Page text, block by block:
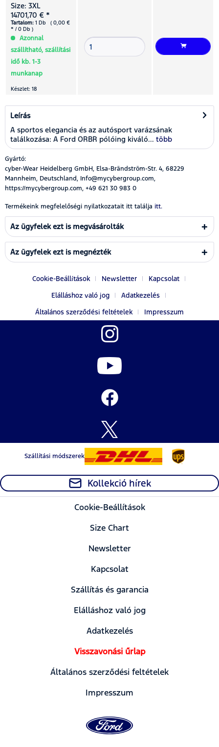
Size: 3XL
14701,70 € *
Tartalom: 1 Db ( 0,00 €
* / 0 Db )
Azonnal
szállítható, szállítási
idő kb. 1-3
munkanap
Készlet: 18
Leírás
A sportos elegancia és az autósport varázsának
találkozása: A Ford ORBR pólóing kiváló... több
Gyártó:
cyber-Wear Heidelberg GmbH, Elsa-Brändström-Str. 4, 68229
Mannheim, Deutschland, Info@mycybergroup.com,
https://mycybergroup.com, +49 621 30 983 0
Termékeink megfelelőségi nyilatkozatait itt találja itt.
Az ügyfelek ezt is megvásárolták
Az ügyfelek ezt is megnézték
Cookie-Beállítások Newsletter
Kapcsolat
Elálláshoz való jog
Adatkezelés
Általános szerződési feltételek
Impresszum
Szállítási módszerek
Kollekció hírek
Cookie-Beállítások
Size Chart
Newsletter
Kapcsolat
Szállítás és garancia
Elálláshoz való jog
Adatkezelés
Visszavonási űrlap
Általános szerződési feltételek
Impresszum